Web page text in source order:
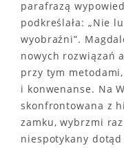
parafrazą
podkreślała: „Nie
wyobraźni”.
nowych rozwiązań
przy tym metodami,
i konwenanse. Na
skonfrontowana z
zamku, wybrzmi
niespotykany dotąd